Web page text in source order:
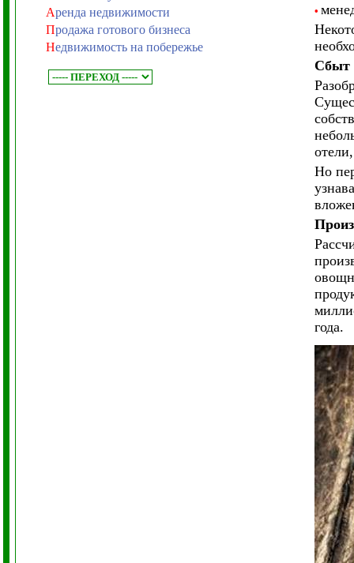
Аренда недвижимости
Продажа готового бизнеса
Недвижимость на побережье
•
Сбыт
Но
года.